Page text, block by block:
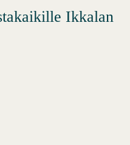
Ikkalan